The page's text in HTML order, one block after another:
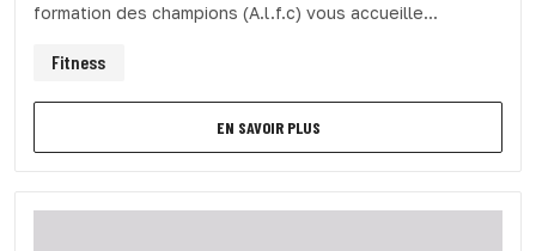
formation des champions (A.l.f.c) vous accueille...
Fitness
EN SAVOIR PLUS